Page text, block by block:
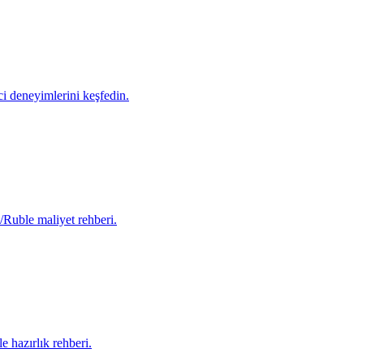
deneyimlerini keşfedin.
maliyet rehberi.
hazırlık rehberi.